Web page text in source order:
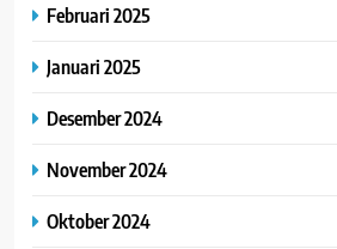
Februari 2025
Januari 2025
Desember 2024
November 2024
Oktober 2024